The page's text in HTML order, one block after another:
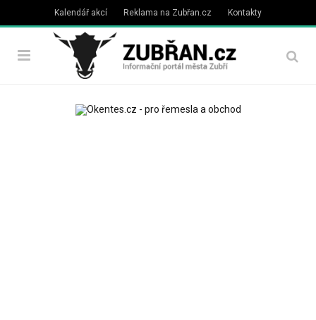
Kalendář akcí Reklama na Zubřan.cz Kontakty